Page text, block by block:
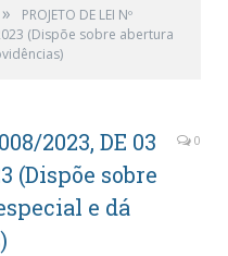
»
PROJETO DE LEI Nº
(Dispõe sobre abertura
2023, DE 03
(Dispõe sobre
e dá
0